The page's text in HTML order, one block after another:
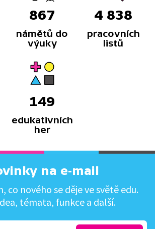
867
námětů do
výuky
4 838
pracovních
listů
149
edukativních
her
na e-mail
co nového se děje ve světě edu.
témata, funkce a další.